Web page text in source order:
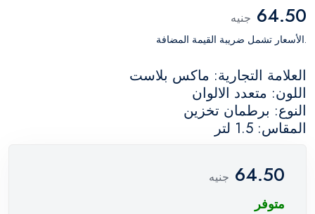
64.50 جنيه
.الأسعار تشمل ضريبة القيمة المضافة
العلامة التجارية: ماكس بلاست
اللون: متعدد الالوان
النوع: برطمان تخزين
المقاس: 1.5 لتر
64.50 جنيه
متوفر